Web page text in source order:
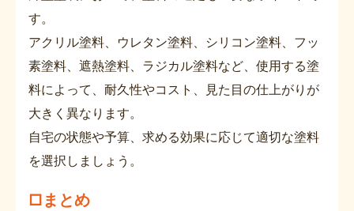
す。
アクリル塗料、ウレタン塗料、シリコン塗料、フッ
素塗料、遮熱塗料、ラジカル塗料など、使用する塗
料によって、耐久性やコスト、見た目の仕上がりが
大きく異なります。
自宅の状態や予算、求める効果に応じて適切な塗料
を選択しましょう。
□まとめ